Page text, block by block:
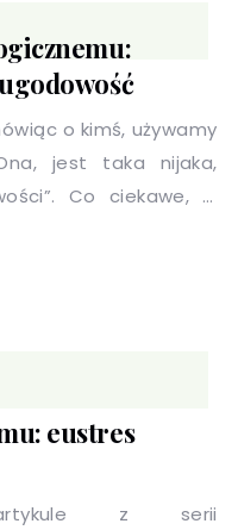
o kimś, używamy
jest taka nijaka,
Co ciekawe, w
nawet odrobiny racji,
dla
różnych obszarach
eustres
z serii